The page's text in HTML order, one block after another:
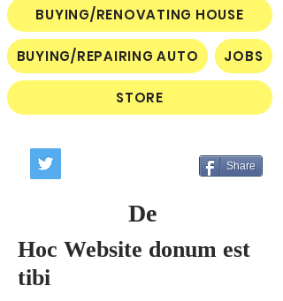
BUYING/RENOVATING HOUSE
BUYING/REPAIRING AUTO JOBS
STORE
Share
De
Hoc Website donum est
tibi